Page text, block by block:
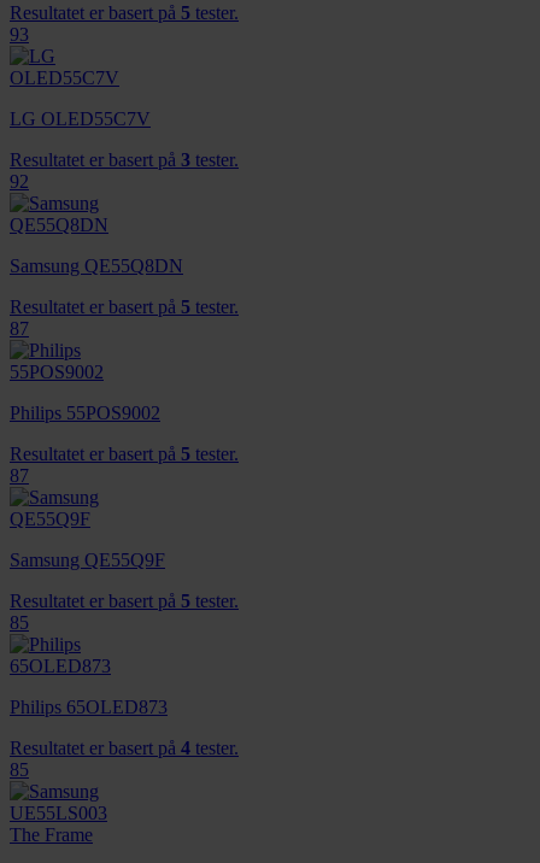
Resultatet er basert på 5 tester.
93
LG OLED55C7V
Resultatet er basert på 3 tester.
92
Samsung QE55Q8DN
Resultatet er basert på 5 tester.
87
Philips 55POS9002
Resultatet er basert på 5 tester.
87
Samsung QE55Q9F
Resultatet er basert på 5 tester.
85
Philips 65OLED873
Resultatet er basert på 4 tester.
85